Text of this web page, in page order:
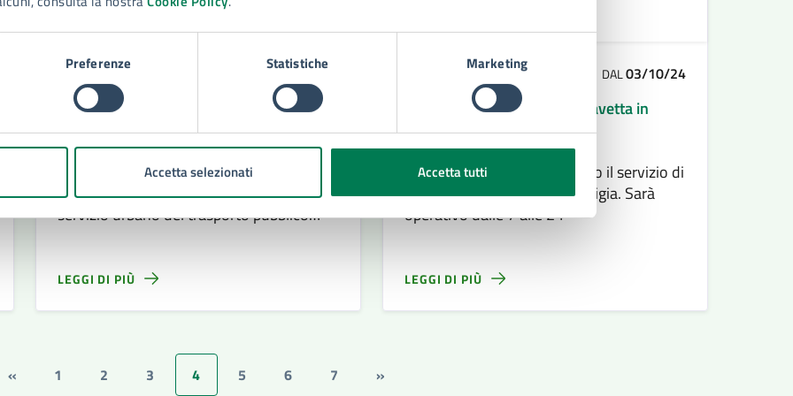
Preferenze Statistiche Marketing
Accetta selezionati Accetta tutti
COMUNICATI DAL04/11/24
Trasporto pubblico urbano, il capolinea
spostato da via Rubino a corso Umberto I
Da stamattina lunedì 04 novembre, il
capolinea dei mezzi che effettuano il
servizio urbano del trasporto pubblico
LEGGI DI PIÙ
COMUNICATI DAL03/10/24
Riprende il servizio di bus navetta in
Ortigia
Da oggi 03/10/2024 è ripreso il servizio di
bus navetta all’interno di Ortigia. Sarà
operativo dalle 7 alle 24
LEGGI DI PIÙ
« 1 2 3 4 5 6 7 »